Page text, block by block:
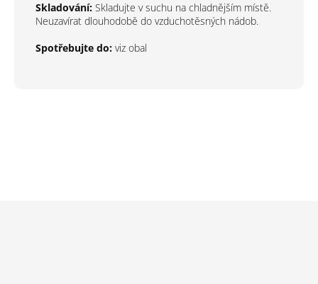
Skladování: Skladujte v suchu na chladnějším místě.
Neuzavírat dlouhodobě do vzduchotěsných nádob.
Spotřebujte do: viz obal